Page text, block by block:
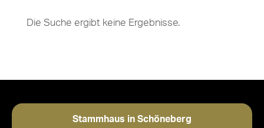
Die Suche ergibt keine Ergebnisse.
Stammhaus in Schöneberg